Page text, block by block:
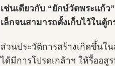
เช่นเดียวกับ “ยักษ์วัดพระแก้
เล็กจนสามารถตั้งเก็บไว้ใน
ส่วนประวัติการสร้างเกิดขึ้นใ
ได้มีการโปรดเกล้าฯ ให้รื้ออสู